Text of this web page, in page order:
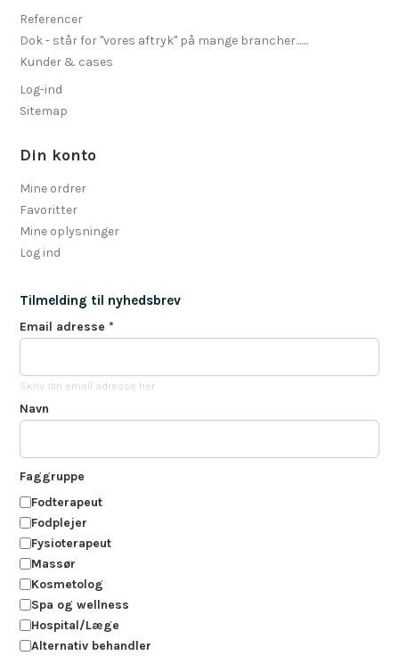
Referencer
Dok - står for "vores aftryk" på mange brancher.......
Kunder & cases
Log-ind
Sitemap
Din konto
Mine ordrer
Favoritter
Mine oplysninger
Log ind
Tilmelding til nyhedsbrev
Email adresse*
Skriv din email adresse her
Navn
Faggruppe
Fodterapeut
Fodplejer
Fysioterapeut
Massør
Kosmetolog
Spa og wellness
Hospital/Læge
Alternativ behandler